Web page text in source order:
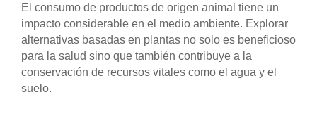
El consumo de productos de origen animal tiene un
impacto considerable en el medio ambiente. Explorar
alternativas basadas en plantas no solo es beneficioso
para la salud sino que también contribuye a la
conservación de recursos vitales como el agua y el
suelo.